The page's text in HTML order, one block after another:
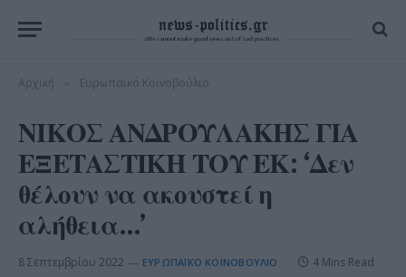
Αρχική Ευρωπαϊκό Κοινοβούλιο
ΝΙΚΟΣ ΑΝΔΡΟΥΛΑΚΗΣ ΓΙΑ
ΕΞΕΤΑΣΤΙΚΗ ΤΟΥ ΕΚ: ‘Δεν
θέλουν να ακουστεί η
αλήθεια…’
8 Σεπτεμβρίου 2022 ΕΥΡΩΠΑΪΚΌ ΚΟΙΝΟΒΟΎΛΙΟ 4 Mins Read